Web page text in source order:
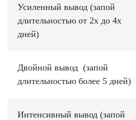
Усиленный вывод (запой
длительностью от 2х до 4х
дней)
Двойной вывод (запой
длительностью более 5 дней)
Интенсивный вывод (запой